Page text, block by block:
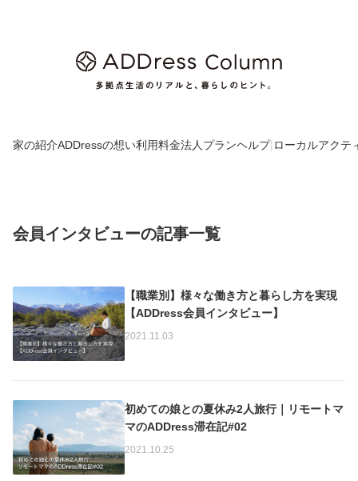
家の紹介ADDressの想い利用料金法人プランヘルプ| ローカルアクテ
会員インタビューの記事一覧
【職業別】様々な働き方と暮らし方を実現
【ADDress会員インタビュー】
2021.11.03
初めての娘との夏休み2人旅行｜リモートマ
マのADDress滞在記#02
2021.10.25